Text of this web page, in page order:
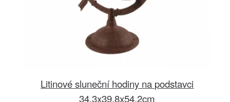
Litinové sluneční hodiny na podstavci
34,3x39,8x54,2cm